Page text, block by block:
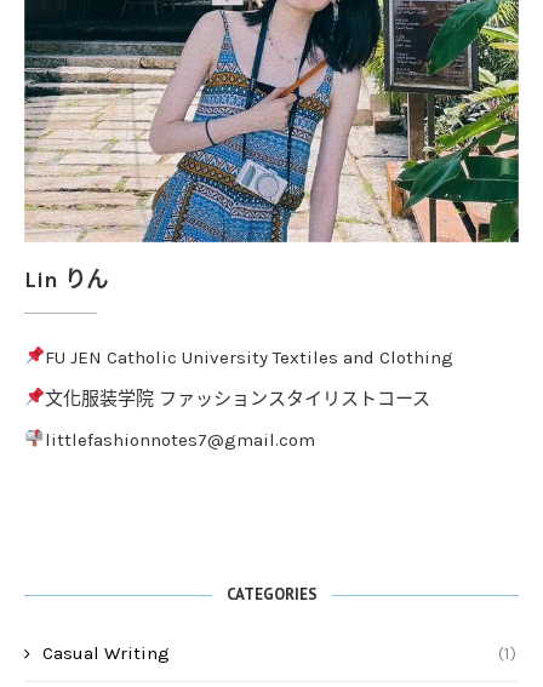
Lin りん
FU JEN Catholic University Textiles and Clothing
文化服装学院 ファッションスタイリストコース
littlefashionnotes7@gmail.com
CATEGORIES
Casual Writing (1)